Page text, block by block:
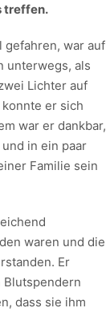
treffen.
gefahren, war auf
unterwegs, als
Lichter auf
er sich
war er dankbar,
in ein paar
Familie sein
waren und die
Er
dass sie ihm